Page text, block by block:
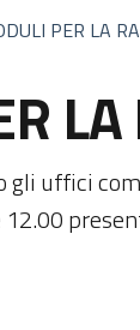
PER LA
gli uffici